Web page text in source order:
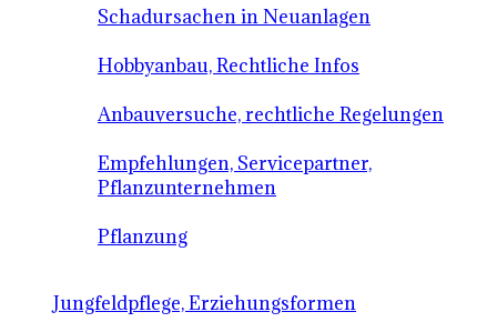
Schadursachen in Neuanlagen
Hobbyanbau, Rechtliche Infos
Anbauversuche, rechtliche Regelungen
Empfehlungen, Servicepartner,
Pflanzunternehmen
Pflanzung
Jungfeldpflege, Erziehungsformen